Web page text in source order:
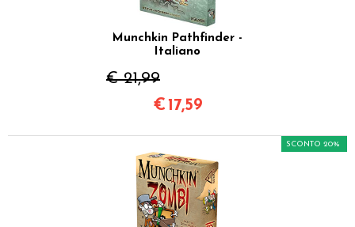
Munchkin Pathfinder -
Italiano
€ 21,99
€ 17,59
SCONTO 20%